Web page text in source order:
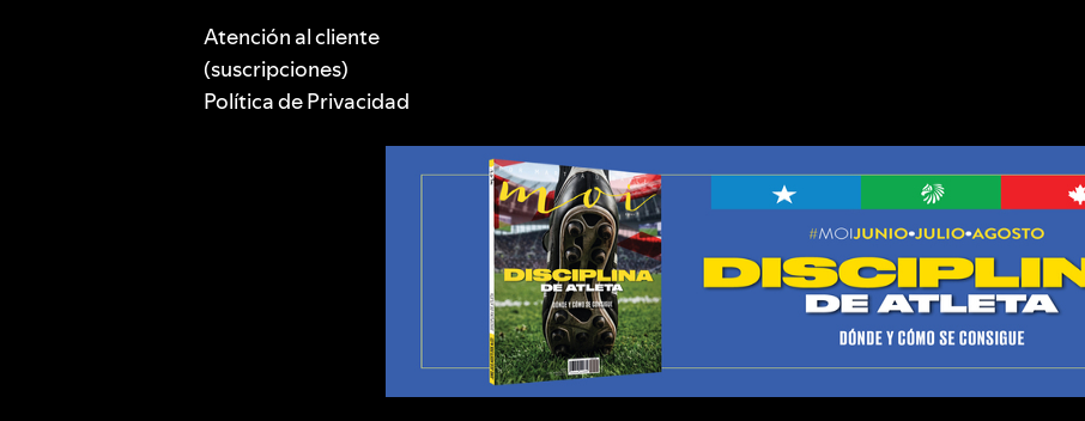
Atención al cliente
(suscripciones)
Política de Privacidad